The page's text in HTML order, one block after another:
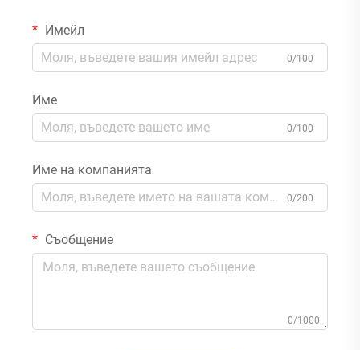
Имейл
0/100
Име
0/100
Име на компанията
0/200
Съобщение
0/1000